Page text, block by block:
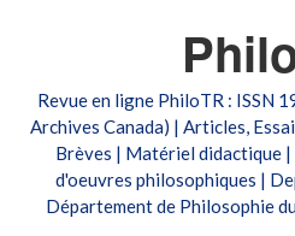
Revue en ligne PhiloTR : ISSN
Archives Canada) | Articles,
Brèves | Matériel didactique
d'oeuvres philosophiques |
Département de Philosophie